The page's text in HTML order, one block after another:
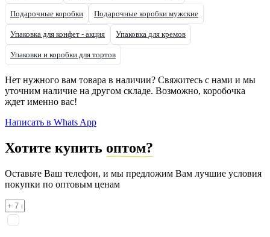
Подарочные коробки Подарочные коробки мужские
Упаковка для конфет - акция Упаковка для кремов
Упаковки и коробки для тортов
Нет нужного вам товара в наличии? Свяжитесь с нами и мы
уточним наличие на другом складе. Возможно, коробочка
ждет именно вас!
Написать в Whats App
Хотите купить оптом?
Оставьте Ваш телефон, и мы предложим Вам лучшие условия
покупки по оптовым ценам